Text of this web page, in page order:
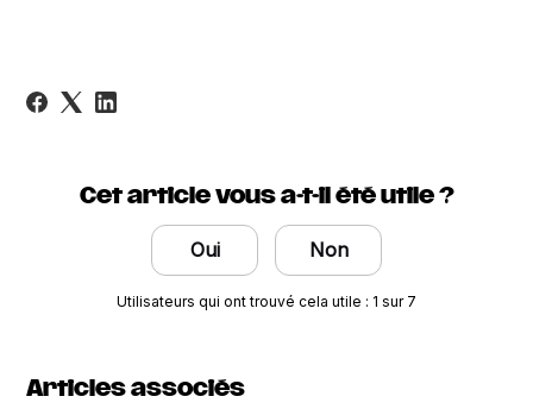
Cet article vous a-t-il été utile ?
Oui Non
Utilisateurs qui ont trouvé cela utile : 1 sur 7
Articles associés